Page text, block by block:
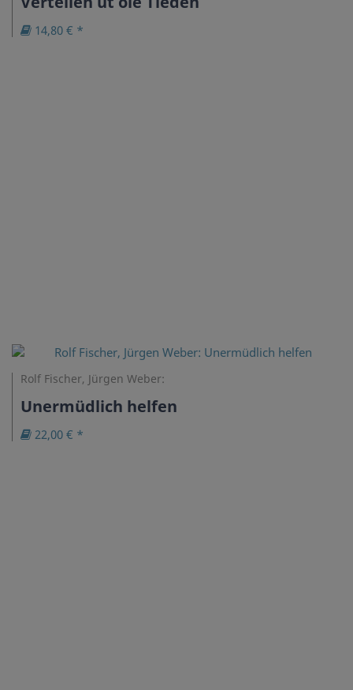
14,80 € *
Rolf Fischer, Jürgen Weber:
Unermüdlich helfen
22,00 € *